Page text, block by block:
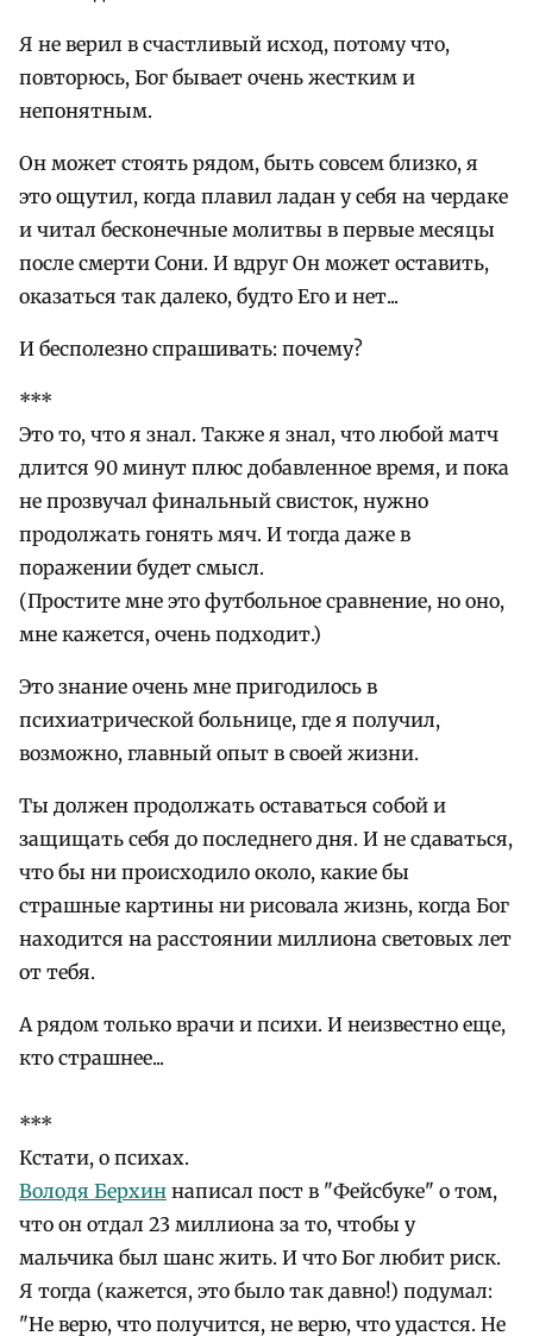
Я не верил в счастливый исход, потому что,
повторюсь, Бог бывает очень жестким и
непонятным.
Он может стоять рядом, быть совсем близко, я
это ощутил, когда плавил ладан у себя на чердаке
и читал бесконечные молитвы в первые месяцы
после смерти Сони. И вдруг Он может оставить,
оказаться так далеко, будто Его и нет...
И бесполезно спрашивать: почему?
***
Это то, что я знал. Также я знал, что любой матч
длится 90 минут плюс добавленное время, и пока
не прозвучал финальный свисток, нужно
продолжать гонять мяч. И тогда даже в
поражении будет смысл.
(Простите мне это футбольное сравнение, но оно,
мне кажется, очень подходит.)
Это знание очень мне пригодилось в
психиатрической больнице, где я получил,
возможно, главный опыт в своей жизни.
Ты должен продолжать оставаться собой и
защищать себя до последнего дня. И не сдаваться,
что бы ни происходило около, какие бы
страшные картины ни рисовала жизнь, когда Бог
находится на расстоянии миллиона световых лет
от тебя.
А рядом только врачи и психи. И неизвестно еще,
кто страшнее...
***
Кстати, о психах.
Володя Берхин написал пост в "Фейсбуке" о том,
что он отдал 23 миллиона за то, чтобы у
мальчика был шанс жить. И что Бог любит риск.
Я тогда (кажется, это было так давно!) подумал:
"Не верю, что получится, не верю, что удастся. Не